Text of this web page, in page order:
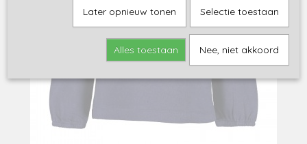
Later opnieuw tonen Selectie toestaan
Alles toestaan Nee, niet akkoord